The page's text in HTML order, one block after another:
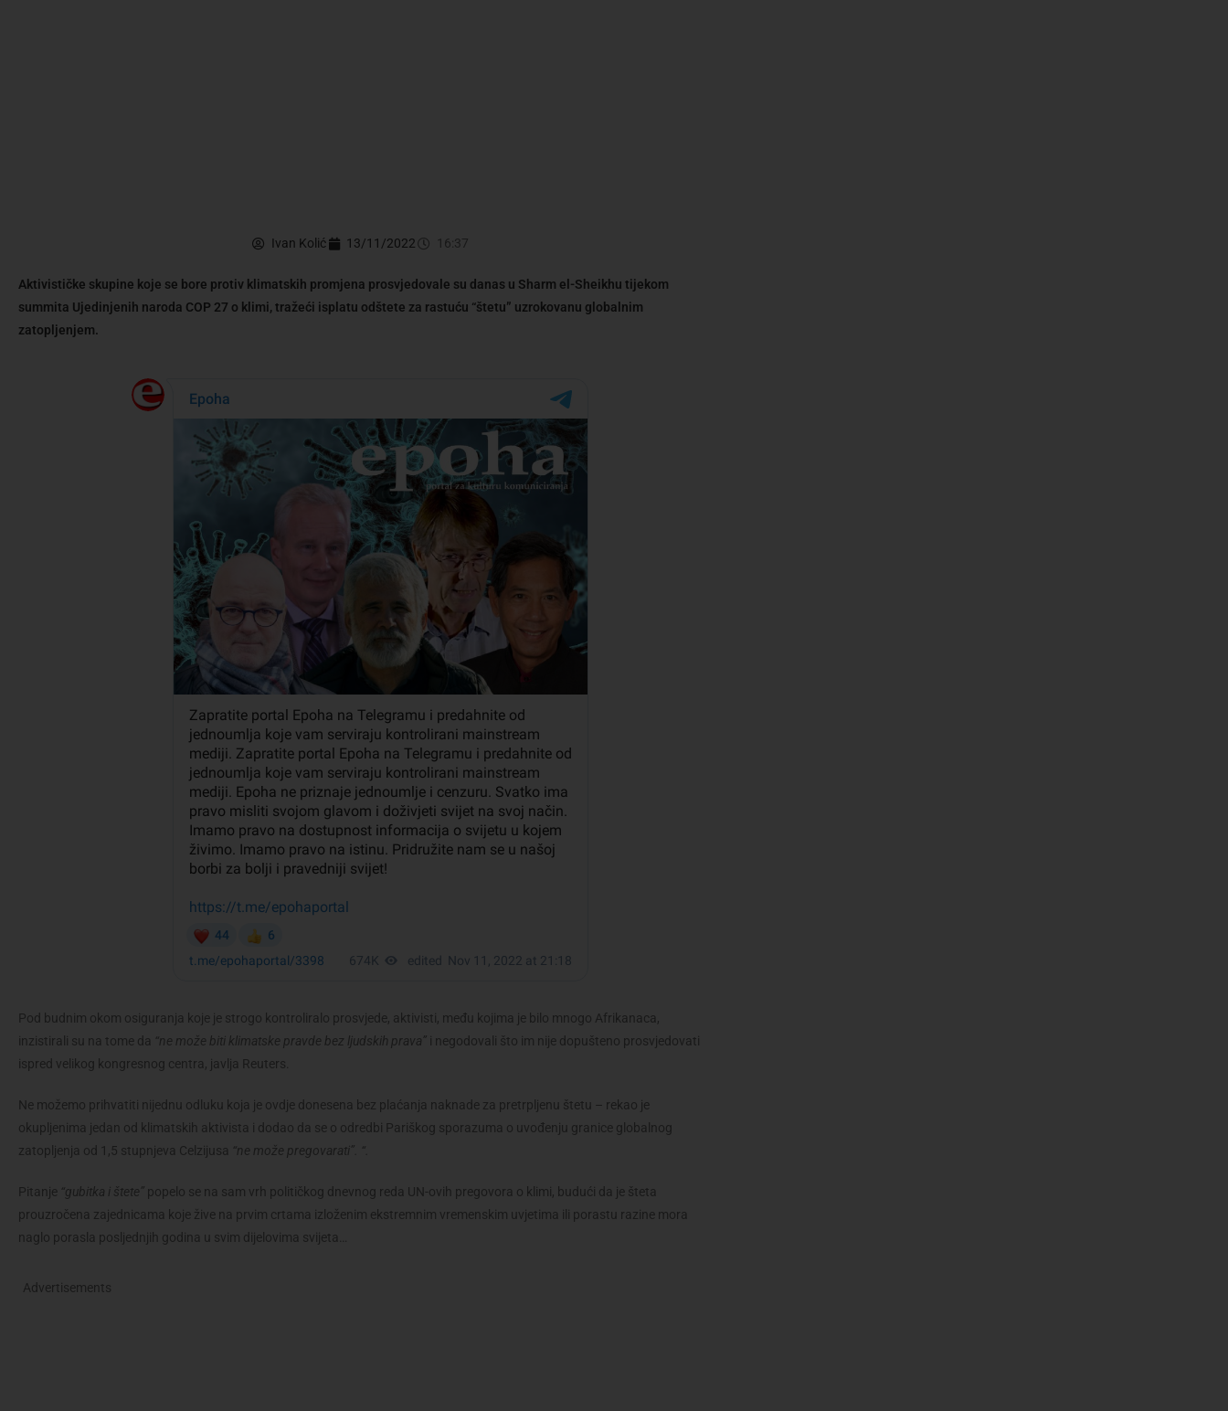
Ivan Kolić 13/11/2022 16:37
Aktivističke skupine koje se bore protiv klimatskih promjena prosvjedovale su danas u Sharm el-Sheikhu tijekom
summita Ujedinjenih naroda COP 27 o klimi, tražeći isplatu odštete za rastuću “štetu” uzrokovanu globalnim
zatopljenjem.
Pod budnim okom osiguranja koje je strogo kontroliralo prosvjede, aktivisti, među kojima je bilo mnogo Afrikanaca,
inzistirali su na tome da “ne može biti klimatske pravde bez ljudskih prava” i negodovali što im nije dopušteno prosvjedovati
ispred velikog kongresnog centra, javlja Reuters.
Ne možemo prihvatiti nijednu odluku koja je ovdje donesena bez plaćanja naknade za pretrpljenu štetu – rekao je
okupljenima jedan od klimatskih aktivista i dodao da se o odredbi Pariškog sporazuma o uvođenju granice globalnog
zatopljenja od 1,5 stupnjeva Celzijusa “ne može pregovarati”. “.
Pitanje “gubitka i štete” popelo se na sam vrh političkog dnevnog reda UN-ovih pregovora o klimi, budući da je šteta
prouzročena zajednicama koje žive na prvim crtama izloženim ekstremnim vremenskim uvjetima ili porastu razine mora
naglo porasla posljednjih godina u svim dijelovima svijeta…
Advertisements